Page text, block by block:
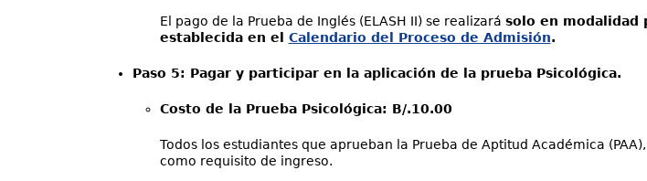
El pago de la Prueba de Inglés (ELASH II) se realizará solo en modalidad
establecida en el Calendario del Proceso de Admisión.
Paso 5: Pagar y participar en la aplicación de la prueba Psicológica.
Costo de la Prueba Psicológica: B/.10.00
Todos los estudiantes que aprueban la Prueba de Aptitud Académica
como requisito de ingreso.